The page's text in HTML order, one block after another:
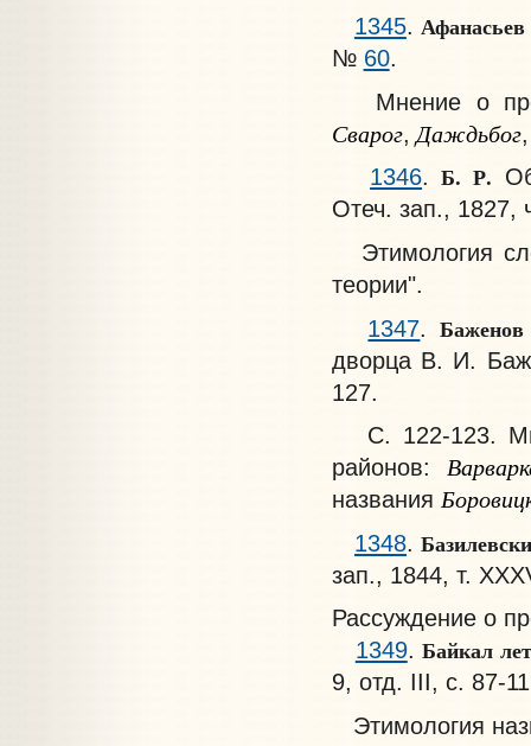
1345.
№ 60.
Мнение о
Сварог, Даждьбог,
1346. Б. Р.
Отеч. зап.,
Этимология
теории".
1347
дворца В. И.
127.
С. 122-123.
районов:
названия
1348.
зап., 1844, т.
Рассуждение о
1349.Байкал
9, отд. III, с. 87-
Этимология